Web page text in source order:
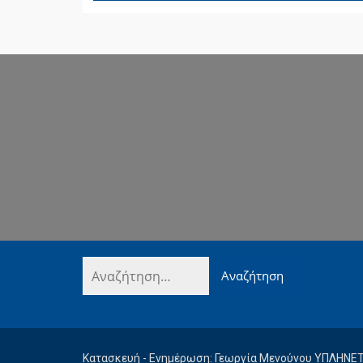
Κατασκευή - Ενημέρωση: Γεωργία Μενούνου